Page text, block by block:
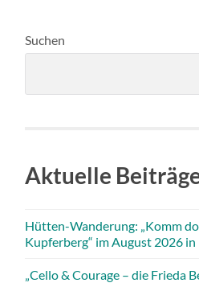
Suchen
Aktuelle
Hütten-Wanderung: „Komm
Kupferberg“ im August 2026
„Cello & Courage – die Frieda